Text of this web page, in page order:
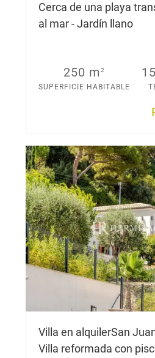
Cerca de una playa
al mar - Jardín llano
250 m2
SUPERFICIE HABITABLE
Villa en alquilerSan
Villa reformada con